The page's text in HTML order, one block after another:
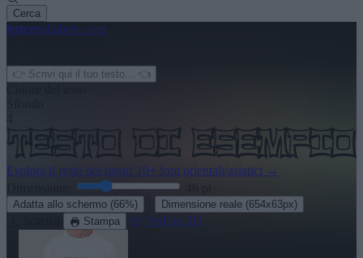
Cerca
letterealfabeto.com
Esplora il resto dei nostri 10+ font orientali/asiatici →
Adatta allo schermo (66%) Dimensione reale (654x63px)
Stampa Vedi in 3D